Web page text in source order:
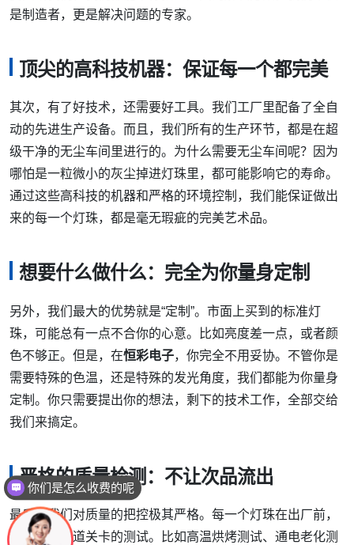
是制造者，更是解决问题的专家。
顶尖的高科技机器：保证每一个都完美
其次，有了好技术，还需要好工具。我们工厂里配备了全自
动的先进生产设备。而且，我们所有的生产环节，都是在超
级干净的无尘车间里进行的。为什么需要无尘车间呢？因为
哪怕是一粒微小的灰尘掉进灯珠里，都可能影响它的寿命。
通过这些高科技的机器和严格的环境控制，我们能保证做出
来的每一个灯珠，都是毫无瑕疵的完美艺术品。
想要什么做什么：完全为你量身定制
另外，我们最大的优势就是“定制”。市面上买到的标准灯
珠，可能总有一点不合你的心意。比如亮度差一点，或者颜
色不够正。但是，在恒彩电子，你完全不用妥协。不管你是
需要特殊的色温，还是特殊的发光角度，我们都能为你量身
定制。你只需要提出你的想法，剩下的技术工作，全部交给
我们来搞定。
严格的质量检测：不让次品流出
最后，我们对质量的把控极其严格。每一个灯珠在出厂前，
都要经过多道关卡的测试。比如高温烘烤测试、通电老化测
现在有优惠活动吗